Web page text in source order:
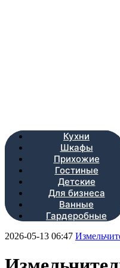
Кухни
Шкафы
Прихожие
Гостиные
Детские
Для бизнеса
Ванные
Гардеробные
2026-05-13 06:47